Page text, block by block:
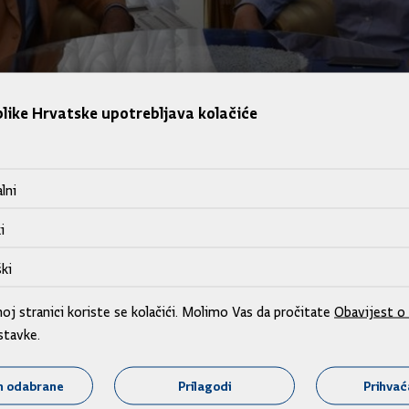
sudjelovat će na Međunarodnom šahovskom
aktualnoj situaciji u Hrvatskoj, ali i europskim temama.
u obrazovni sustav u osnovnim školama.
Hrvatske upotrebljava kolačiće
stranici koriste se kolačići. Molimo Vas da pročitate Obavijest o
odabrane Prilagodi